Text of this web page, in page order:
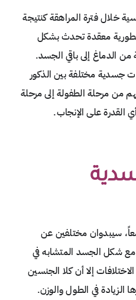
خلال فترة المراهقة كنتيجة
تطورية معقدة تحدث بشكل
من الدماغ إلى باقي الجسد.
جسدية مختلفة بين الذكور
من مرحلة الطفولة إلى مرحلة
القدرة على الإنجاب.
سيبدوان مختلفين عن
شكل الجسد المتشابه في
إلا أن كلا الجنسين
الزيادة في الطول والوزن.